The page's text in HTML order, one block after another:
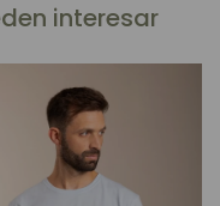
interesar